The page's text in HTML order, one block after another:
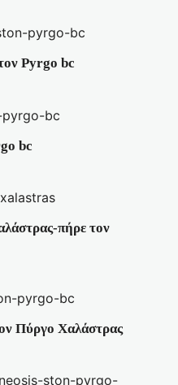
Pyrgo bc
bc
πήρε τον
Πύργο Χαλάστρας